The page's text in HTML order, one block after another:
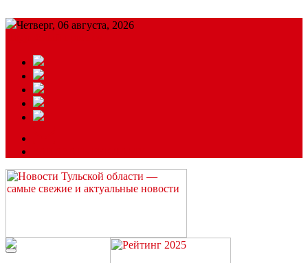
Четверг, 06 августа, 2026
Читайте последние новости дня в Тульской области на сайте
“ЗаНовомосковск”